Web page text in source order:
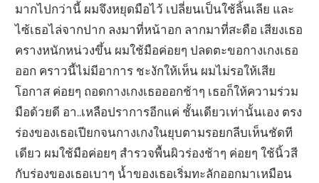
มากไปกว่านี้ ผมจึงหยุดมือไว้ เปลี่ยนเป็นใช้ลิ้นเลีย และ
ไซ้เธอไล่จากปาก ลงมาที่หน้าอก ลากมาที่สะดือ เสียงเธอ
ครางหนักหน่วงขึ้น ผมใช้มือค่อยๆ ปลดตะขอกางเกงเธอ
ออก คราวนี้ไม่มีอาการ ชะงักให้เห็น ผมไม่รอให้เสีย
โอกาส ค่อยๆ ถอดกางเกงเธอออกช้าๆ เธอก็ให้ความร่วม
มือด้วยดี อา..เหลือปราการอีกแค่ ชั้นเดียวเท่านั้นเอง ตรง
ร่องของเธอเปียกจนกางเกงในยุบตามรอยกลีบเห็นชัดที
เดียว ผมใช้มือค่อยๆ สำรวจพื้นผิวร่องช้าๆ ค่อยๆ ใช้นิ้วสี
กับร่องของเธอเบาๆ น้ำของเธอเริ่มทะลักออกมาเหมือน